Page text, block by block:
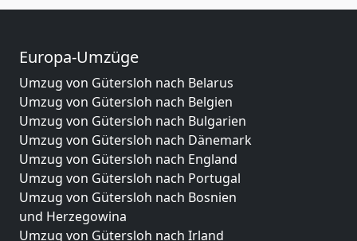
Europa-Umzüge
Umzug von Gütersloh nach Belarus
Umzug von Gütersloh nach Belgien
Umzug von Gütersloh nach Bulgarien
Umzug von Gütersloh nach Dänemark
Umzug von Gütersloh nach England
Umzug von Gütersloh nach Portugal
Umzug von Gütersloh nach Bosnien
und Herzegowina
Umzug von Gütersloh nach Irland